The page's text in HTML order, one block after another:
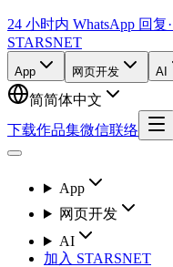
24 小时内 WhatsApp 回复·
STARSNET
App 网页开发 AI
简简体中文
下载作品集微信联络
App
网页开发
AI
加入 STARSNET